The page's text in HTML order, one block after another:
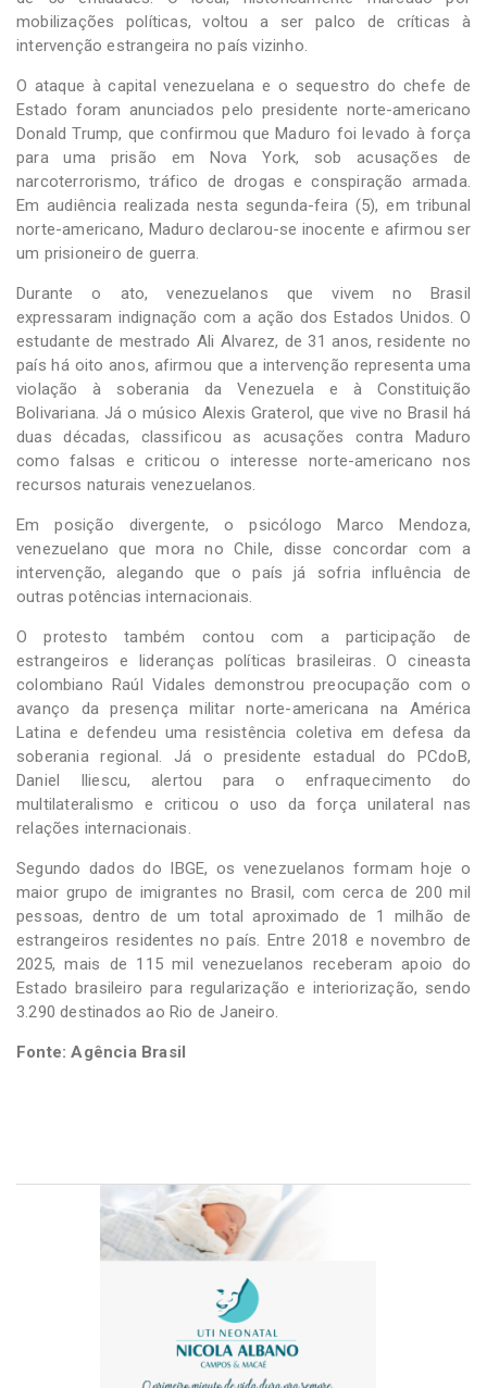
mobilizações políticas, voltou a ser palco de críticas à
intervenção estrangeira no país vizinho.
O ataque à capital venezuelana e o sequestro do chefe de
Estado foram anunciados pelo presidente norte-americano
Donald Trump, que confirmou que Maduro foi levado à força
para uma prisão em Nova York, sob acusações de
narcoterrorismo, tráfico de drogas e conspiração armada.
Em audiência realizada nesta segunda-feira (5), em tribunal
norte-americano, Maduro declarou-se inocente e afirmou ser
um prisioneiro de guerra.
Durante o ato, venezuelanos que vivem no Brasil
expressaram indignação com a ação dos Estados Unidos. O
estudante de mestrado Ali Alvarez, de 31 anos, residente no
país há oito anos, afirmou que a intervenção representa uma
violação à soberania da Venezuela e à Constituição
Bolivariana. Já o músico Alexis Graterol, que vive no Brasil há
duas décadas, classificou as acusações contra Maduro
como falsas e criticou o interesse norte-americano nos
recursos naturais venezuelanos.
Em posição divergente, o psicólogo Marco Mendoza,
venezuelano que mora no Chile, disse concordar com a
intervenção, alegando que o país já sofria influência de
outras potências internacionais.
O protesto também contou com a participação de
estrangeiros e lideranças políticas brasileiras. O cineasta
colombiano Raúl Vidales demonstrou preocupação com o
avanço da presença militar norte-americana na América
Latina e defendeu uma resistência coletiva em defesa da
soberania regional. Já o presidente estadual do PCdoB,
Daniel Iliescu, alertou para o enfraquecimento do
multilateralismo e criticou o uso da força unilateral nas
relações internacionais.
Segundo dados do IBGE, os venezuelanos formam hoje o
maior grupo de imigrantes no Brasil, com cerca de 200 mil
pessoas, dentro de um total aproximado de 1 milhão de
estrangeiros residentes no país. Entre 2018 e novembro de
2025, mais de 115 mil venezuelanos receberam apoio do
Estado brasileiro para regularização e interiorização, sendo
3.290 destinados ao Rio de Janeiro.
Fonte: Agência Brasil